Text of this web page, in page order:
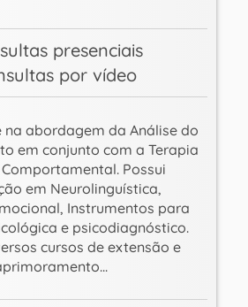
presenciais
por vídeo
na abordagem da Análise do
em conjunto com a Terapia
Possui
em Neurolinguística,
Instrumentos para
e psicodiagnóstico.
cursos de extensão e